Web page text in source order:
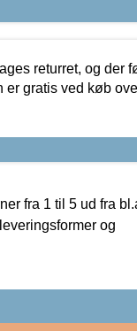
returret, og der
er gratis ved køb
fra 1 til 5 ud fra
og